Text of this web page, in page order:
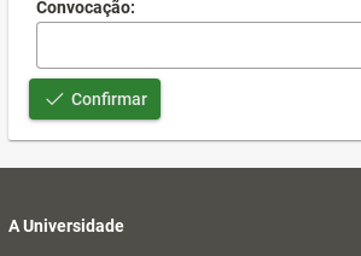
Convocação:
Confirmar
A Universidade